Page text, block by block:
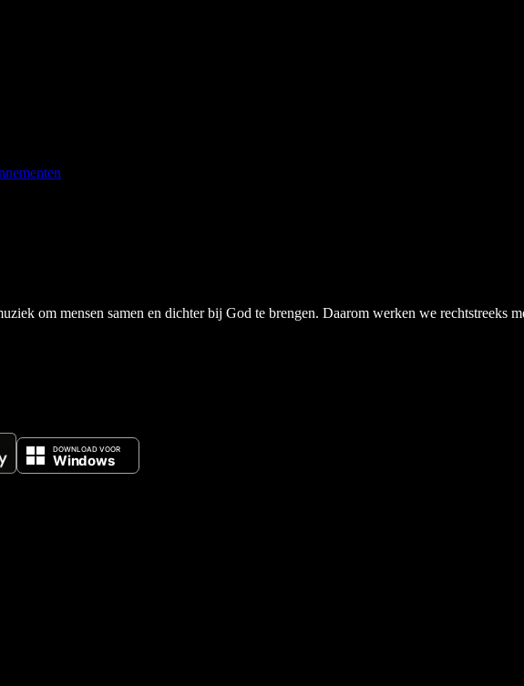
om mensen samen en dichter bij God te brengen. Daarom werken we rechtstreeks